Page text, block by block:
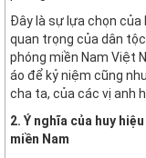
Đây là sự lựa chọn của
quan trọng của dân
phóng miền Nam Việt
áo để kỷ niệm cũng
cha ta, của các vị anh
2. Ý nghĩa của huy
miền Nam